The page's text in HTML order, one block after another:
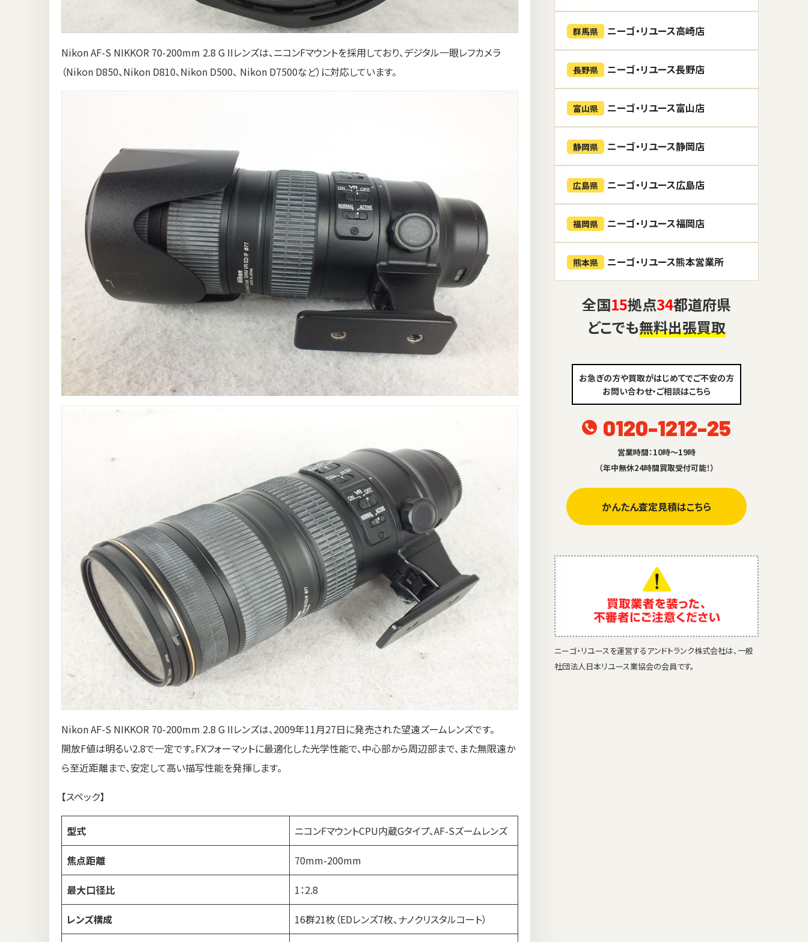
Nikon AF-S NIKKOR 70-200mm 2.8 G IIレンズは、ニコンFマウントを採用しており、デジタル一眼レフカメラ
（Nikon D850、Nikon D810、Nikon D500、 Nikon D7500など）に対応しています。
Nikon AF-S NIKKOR 70-200mm 2.8 G IIレンズは、2009年11月27日に発売された望遠ズームレンズです。
開放F値は明るい2.8で一定です。FXフォーマットに最適化した光学性能で、中心部から周辺部まで、また無限遠か
ら至近距離まで、安定して高い描写性能を発揮します。
【スペック】
型式 ニコンFマウントCPU内蔵Gタイプ、AF-Sズームレンズ
焦点距離 70mm-200mm
最大口径比 1：2.8
レンズ構成 16群21枚（EDレンズ7枚、ナノクリスタルコート）
群馬県 ニーゴ・リユース高崎店
長野県 ニーゴ・リユース長野店
富山県 ニーゴ・リユース富山店
静岡県 ニーゴ・リユース静岡店
広島県 ニーゴ・リユース広島店
福岡県 ニーゴ・リユース福岡店
熊本県 ニーゴ・リユース熊本営業所
全国15拠点34都道府県
どこでも無料出張買取
お急ぎの方や買取がはじめてでご不安の方
お問い合わせ・ご相談はこちら
0120-1212-25
営業時間：10時～19時
（年中無休24時間買取受付可能！）
かんたん査定見積はこちら
ニーゴ・リユースを運営するアンドトランク株式会社は、一般
社団法人日本リユース業協会の会員です。